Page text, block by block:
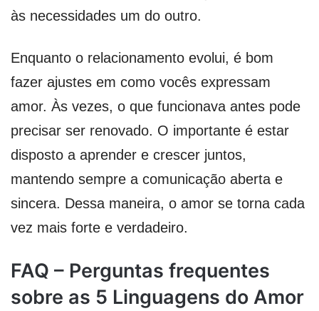
às necessidades um do outro.
Enquanto o relacionamento evolui, é bom
fazer ajustes em como vocês expressam
amor. Às vezes, o que funcionava antes pode
precisar ser renovado. O importante é estar
disposto a aprender e crescer juntos,
mantendo sempre a comunicação aberta e
sincera. Dessa maneira, o amor se torna cada
vez mais forte e verdadeiro.
FAQ – Perguntas frequentes
sobre as 5 Linguagens do Amor